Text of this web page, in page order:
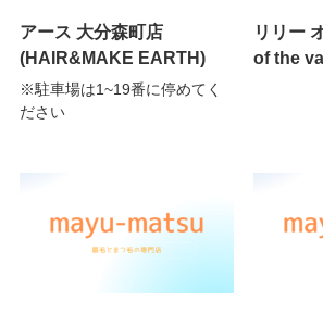
アース 大分森町店
(HAIR&MAKE EARTH)
※駐車場は1~19番に停めてく
ださい
リリー
of the